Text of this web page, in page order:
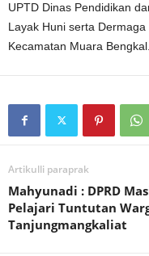
UPTD Dinas Pendidikan
Layak Huni serta
Kecamatan Muara Bengkal.
Artikulli paraprak
Mahyunadi : DPRD
Pelajari Tuntutan
Tanjungmangkaliat